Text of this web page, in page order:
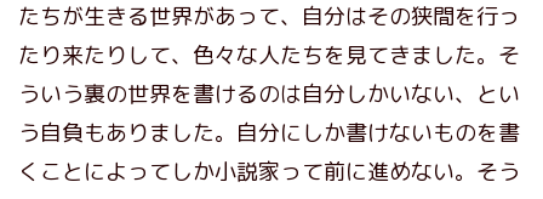
たちが生きる世界があって、自分はその狭間を行っ
たり来たりして、色々な人たちを見てきました。そ
ういう裏の世界を書けるのは自分しかいない、とい
う自負もありました。自分にしか書けないものを書
くことによってしか小説家って前に進めない。そう